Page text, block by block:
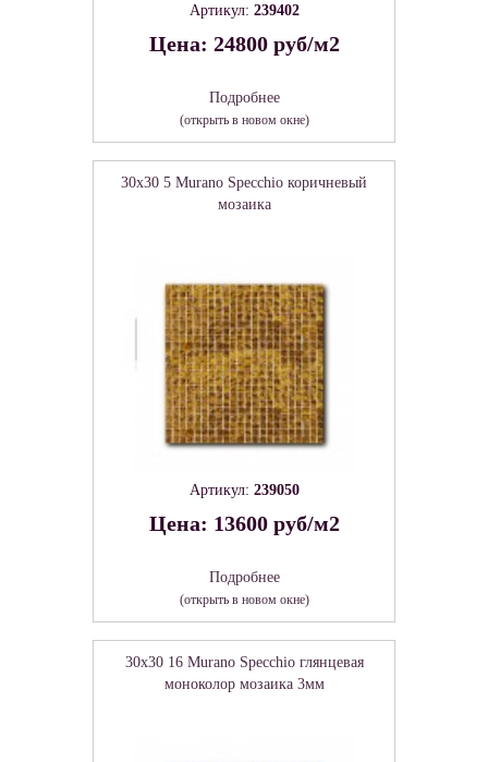
Артикул: 239402
Цена: 24800 руб/м2
Подробнее
(открыть в новом окне)
30x30 5 Murano Specchio коричневый
мозаика
Артикул: 239050
Цена: 13600 руб/м2
Подробнее
(открыть в новом окне)
30x30 16 Murano Specchio глянцевая
моноколор мозаика 3мм